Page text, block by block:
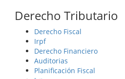
Derecho Tributario
Derecho Fiscal
Irpf
Derecho Financiero
Auditorias
Planificación Fiscal